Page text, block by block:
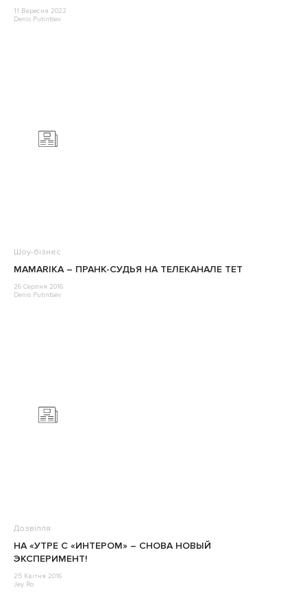
11 Вересня 2022
Denis Putintsev
Шоу-бізнес
MAMARIKA – ПРАНК-СУДЬЯ НА ТЕЛЕКАНАЛЕ ТЕТ
26 Серпня 2016
Denis Putintsev
Дозвілля
НА «УТРЕ С «ИНТЕРОМ» – СНОВА НОВЫЙ
ЭКСПЕРИМЕНТ!
25 Квітня 2016
Jey Ro